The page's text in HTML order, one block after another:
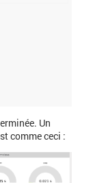
Un
comme ceci :